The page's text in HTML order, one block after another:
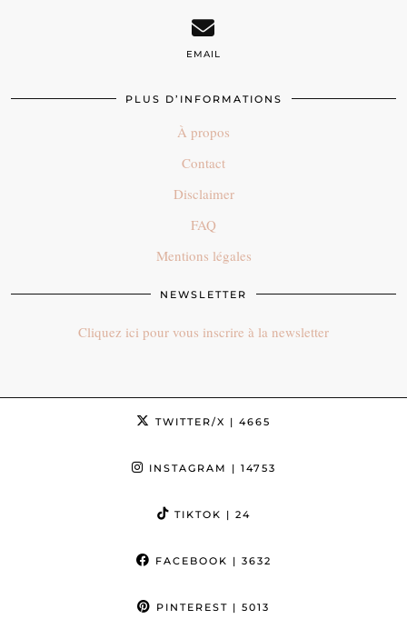
EMAIL
PLUS D’INFORMATIONS
À propos
Contact
Disclaimer
FAQ
Mentions légales
NEWSLETTER
Cliquez ici pour vous inscrire à la newsletter
TWITTER/X | 4665
INSTAGRAM | 14753
TIKTOK | 24
FACEBOOK | 3632
PINTEREST | 5013